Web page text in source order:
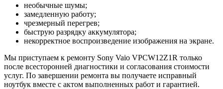
необычные шумы;
замедленную работу;
чрезмерный перегрев;
быструю разрядку аккумулятора;
некорректное воспроизведение изображения на экране.
Мы приступаем к ремонту Sony Vaio VPCW12Z1R только
после всесторонней диагностики и согласования стоимости
услуг. По завершении ремонта вы получаете исправный
ноутбук вместе с актом выполненных работ и гарантией.